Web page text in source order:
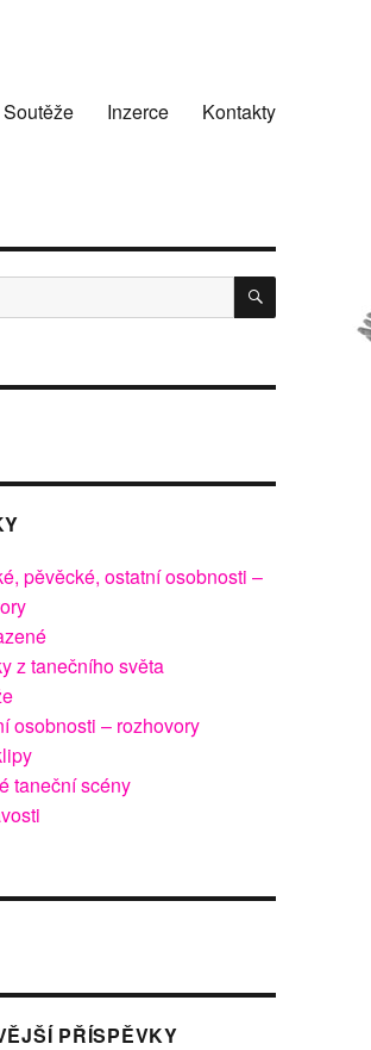
Soutěže Inzerce Kontakty
HLEDÁNÍ
pěvěcké, ostatní osobnosti –
z tanečního světa
osobnosti – rozhovory
taneční scény
PŘÍSPĚVKY